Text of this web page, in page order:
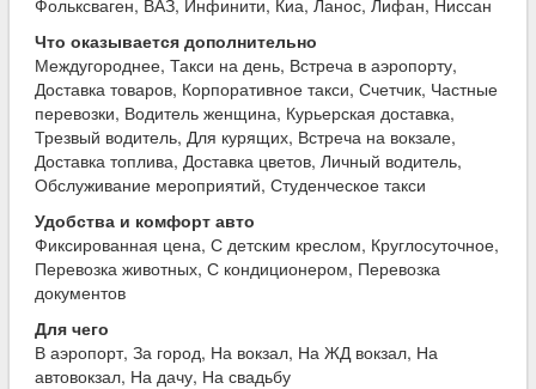
Фольксваген, ВАЗ, Инфинити, Киа, Ланос, Лифан, Ниссан
Что оказывается дополнительно
Междугороднее, Такси на день, Встреча в аэропорту,
Доставка товаров, Корпоративное такси, Счетчик, Частные
перевозки, Водитель женщина, Курьерская доставка,
Трезвый водитель, Для курящих, Встреча на вокзале,
Доставка топлива, Доставка цветов, Личный водитель,
Обслуживание мероприятий, Студенческое такси
Удобства и комфорт авто
Фиксированная цена, С детским креслом, Круглосуточное,
Перевозка животных, С кондиционером, Перевозка
документов
Для чего
В аэропорт, За город, На вокзал, На ЖД вокзал, На
автовокзал, На дачу, На свадьбу